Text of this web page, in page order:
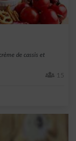
de cassis et
15